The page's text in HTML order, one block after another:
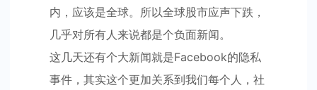
内，应该是全球。所以全球股市应声下跌，
几乎对所有人来说都是个负面新闻。
这几天还有个大新闻就是Facebook的隐私
事件，其实这个更加关系到我们每个人，社